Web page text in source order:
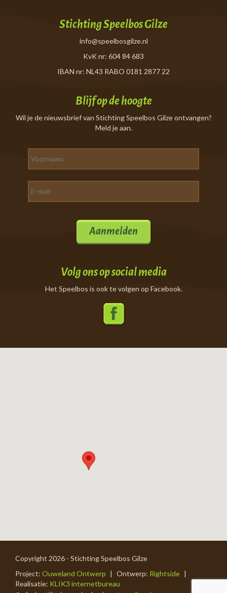
Stichting Speelbos Gilze
info@speelbosgilze.nl
KvK nr: 604 84 683
IBAN nr: NL43 RABO 0181 2877 22
Blijf op de hoogte
Wil je de nieuwsbrief van Stichting Speelbos Gilze ontvangen?
Meld je aan.
Aanmelden
Volg ons op social media
Het Speelbos is ook te volgen op Facebook.
Copyright 2026 - Stichting Speelbos Gilze
Project: Ouweland Ontwerp | Ontwerp: Rightside |
Realisatie: KLIK3 internetbureau